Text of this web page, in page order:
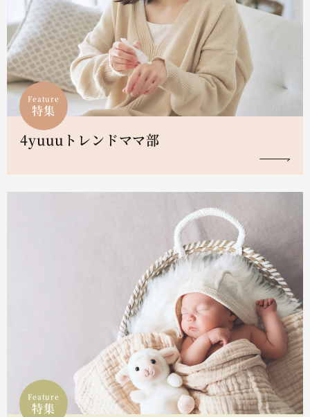
Feature
特集
4yuuuトレンドママ部
Feature
特集